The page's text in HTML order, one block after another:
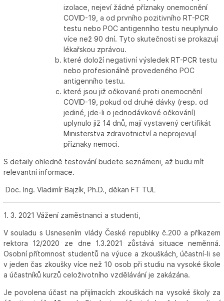
izolace, nejeví žádné příznaky onemocnění
COVID-19, a od prvního pozitivního RT-PCR
testu nebo POC antigenního testu neuplynulo
více než 90 dní. Tyto skutečnosti se prokazují
lékařskou zprávou.
které doloží negativní výsledek RT-PCR testu
nebo profesionálně provedeného POC
antigenního testu.
které jsou již očkované proti onemocnění
COVID-19, pokud od druhé dávky (resp. od
jediné, jde-li o jednodávkové očkování)
uplynulo již 14 dnů, mají vystavený certifikát
Ministerstva zdravotnictví a neprojevují
příznaky nemoci.
S detaily ohledně testování budete seznámeni, až budu mít
relevantní informace.
Doc. Ing. Vladimír Bajzík, Ph.D., děkan FT TUL
1. 3. 2021 Vážení zaměstnanci a studenti,
V souladu s Usnesením vlády České republiky č.200 a příkazem
rektora 12/2020 ze dne 1.3.2021 zůstává situace neměnná.
Osobní přítomnost studentů na výuce a zkouškách, účastní-li se
v jeden čas zkoušky více než 10 osob při studiu na vysoké škole
a účastníků kurzů celoživotního vzdělávání je zakázána.
Je povolena účast na přijímacích zkouškách na vysoké školy za